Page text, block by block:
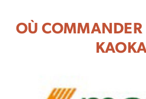
OÙ COMMANDER